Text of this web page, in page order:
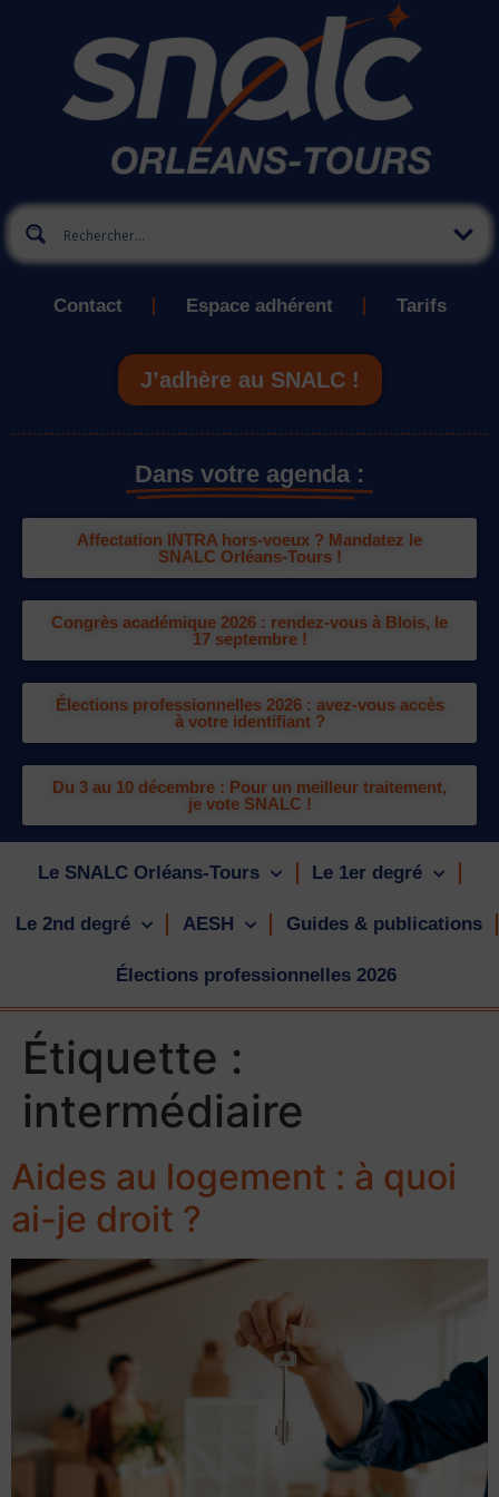
Contact Espace adhérent Tarifs
J’adhère au SNALC !
Dans votre agenda :
Affectation INTRA hors-voeux ? Mandatez le
SNALC Orléans-Tours !
Congrès académique 2026 : rendez-vous à Blois, le
17 septembre !
Élections professionnelles 2026 : avez-vous accès
à votre identifiant ?
Du 3 au 10 décembre : Pour un meilleur traitement,
je vote SNALC !
Le SNALC Orléans-Tours Le 1er degré
Le 2nd degré AESH Guides & publications
Élections professionnelles 2026
Étiquette :
intermédiaire
Aides au logement : à quoi
ai-je droit ?